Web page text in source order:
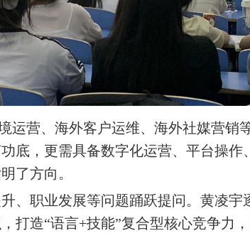
营、海外客户运维、海外社媒营销等
底，更需具备数字化运营、平台操作
了方向。
职业发展等问题踊跃提问。黄凌宇
打造“语言+技能”复合型核心竞争力